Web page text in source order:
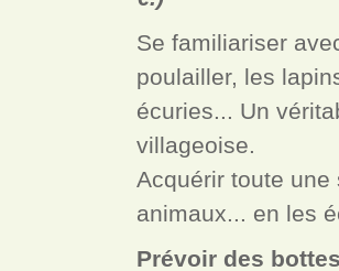
Se familiariser
poulailler, les
écuries... Un
villageoise.
Acquérir toute
animaux... en les
Prévoir des